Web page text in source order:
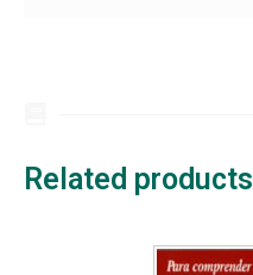
Related products